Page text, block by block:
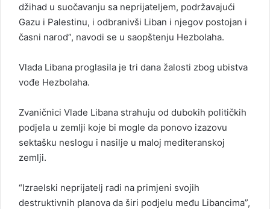
džihad u suočavanju sa neprijateljem, podržavajući
Gazu i Palestinu, i odbranivši Liban i njegov postojan i
časni narod”, navodi se u saopštenju Hezbolaha.
Vlada Libana proglasila je tri dana žalosti zbog ubistva
vođe Hezbolaha.
Zvaničnici Vlade Libana strahuju od dubokih političkih
podjela u zemlji koje bi mogle da ponovo izazovu
sektašku neslogu i nasilje u maloj mediteranskoj
zemlji.
“Izraelski neprijatelj radi na primjeni svojih
destruktivnih planova da širi podjelu među Libancima”,